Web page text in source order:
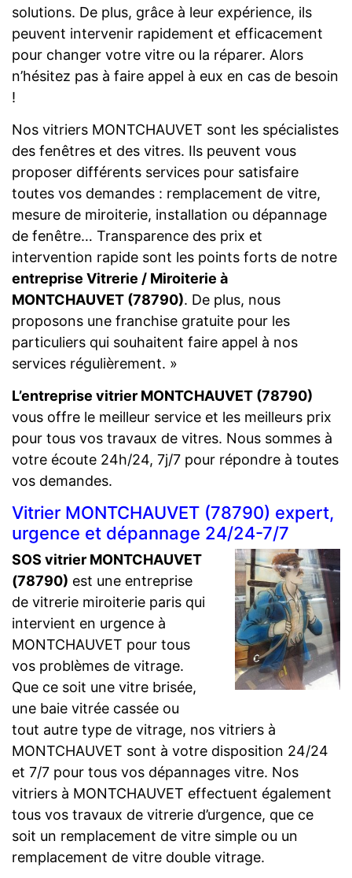
solutions. De plus, grâce à leur expérience, ils
peuvent intervenir rapidement et efficacement
pour changer votre vitre ou la réparer. Alors
n’hésitez pas à faire appel à eux en cas de besoin
!
Nos vitriers MONTCHAUVET sont les spécialistes
des fenêtres et des vitres. Ils peuvent vous
proposer différents services pour satisfaire
toutes vos demandes : remplacement de vitre,
mesure de miroiterie, installation ou dépannage
de fenêtre… Transparence des prix et
intervention rapide sont les points forts de notre
entreprise Vitrerie / Miroiterie à
MONTCHAUVET (78790). De plus, nous
proposons une franchise gratuite pour les
particuliers qui souhaitent faire appel à nos
services régulièrement. »
L’entreprise vitrier MONTCHAUVET (78790)
vous offre le meilleur service et les meilleurs prix
pour tous vos travaux de vitres. Nous sommes à
votre écoute 24h/24, 7j/7 pour répondre à toutes
vos demandes.
Vitrier MONTCHAUVET (78790) expert,
urgence et dépannage 24/24-7/7
SOS vitrier MONTCHAUVET
(78790) est une entreprise
de vitrerie miroiterie paris qui
intervient en urgence à
MONTCHAUVET pour tous
vos problèmes de vitrage.
Que ce soit une vitre brisée,
une baie vitrée cassée ou
tout autre type de vitrage, nos vitriers à
MONTCHAUVET sont à votre disposition 24/24
et 7/7 pour tous vos dépannages vitre. Nos
vitriers à MONTCHAUVET effectuent également
tous vos travaux de vitrerie d’urgence, que ce
soit un remplacement de vitre simple ou un
remplacement de vitre double vitrage.